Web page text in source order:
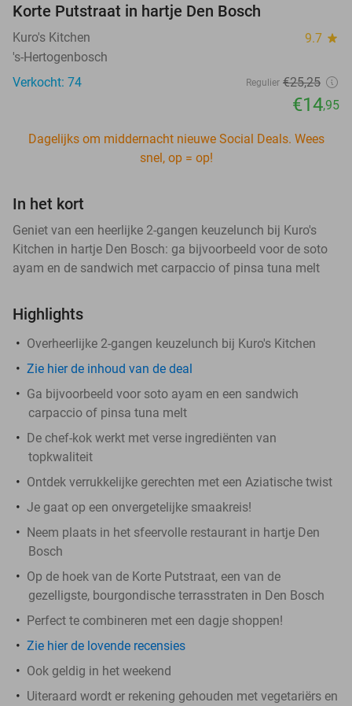
Korte Putstraat in hartje Den Bosch
Kuro's Kitchen 9.7 star
's-Hertogenbosch
Verkocht: 74
Regulier €25,25
€14,95
Dagelijks om middernacht nieuwe Social Deals. Wees
snel, op = op!
In het kort
Geniet van een heerlijke 2-gangen keuzelunch bij Kuro's
Kitchen in hartje Den Bosch: ga bijvoorbeeld voor de soto
ayam en de sandwich met carpaccio of pinsa tuna melt
Highlights
Overheerlijke 2-gangen keuzelunch bij Kuro's Kitchen
Zie hier de inhoud van de deal
Ga bijvoorbeeld voor soto ayam en een sandwich
carpaccio of pinsa tuna melt
De chef-kok werkt met verse ingrediënten van
topkwaliteit
Ontdek verrukkelijke gerechten met een Aziatische twist
Je gaat op een onvergetelijke smaakreis!
Neem plaats in het sfeervolle restaurant in hartje Den
Bosch
Op de hoek van de Korte Putstraat, een van de
gezelligste, bourgondische terrasstraten in Den Bosch
Perfect te combineren met een dagje shoppen!
Zie hier de lovende recensies
Ook geldig in het weekend
Uiteraard wordt er rekening gehouden met vegetariërs en